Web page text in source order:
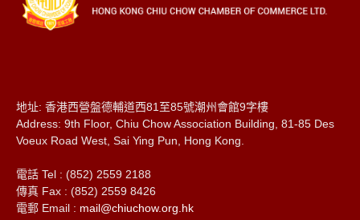
地址: 香港西營盤德輔道西81至85號潮州會館9字樓
Address: 9th Floor, Chiu Chow Association Building, 81-85 Des
Voeux Road West, Sai Ying Pun, Hong Kong.
電話 Tel : (852) 2559 2188
傳真 Fax : (852) 2559 8426
電郵 Email : mail@chiuchow.org.hk